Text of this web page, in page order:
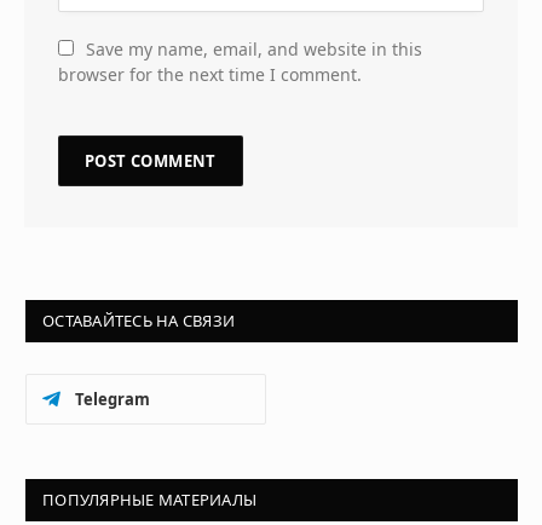
Save my name, email, and website in this
browser for the next time I comment.
ОСТАВАЙТЕСЬ НА СВЯЗИ
Telegram
ПОПУЛЯРНЫЕ МАТЕРИАЛЫ